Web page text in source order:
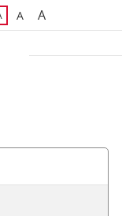
czarnym tle
czcionka
Awiększa czcionka
Anajwiększa